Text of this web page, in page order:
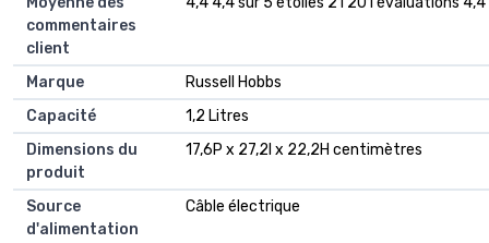
commentaires
client
Marque
Russell Hobbs
Capacité
1,2 Litres
Dimensions du
produit
17,6P x 27,2l x 22,2H centimètres
Source
d'alimentation
Câble électrique